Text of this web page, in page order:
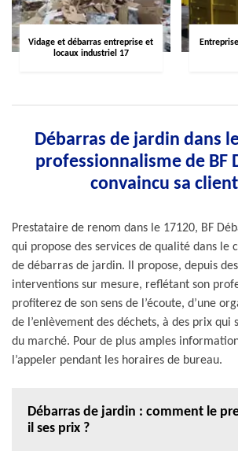
Vidage et débarras entreprise et
locaux industriel 17
Débarras de jardin dans
professionnalisme de BF
convaincu sa
Prestataire de renom dans le 17120, BF
qui propose des services de qualité dans le
de débarras de jardin. Il propose, depuis
interventions sur mesure, reflétant son
profiterez de son sens de l’écoute, d’une
de l’enlèvement des déchets, à des prix qui
du marché. Pour de plus amples
l’appeler pendant les horaires de bureau.
Débarras de jardin : comment le
il ses prix ?